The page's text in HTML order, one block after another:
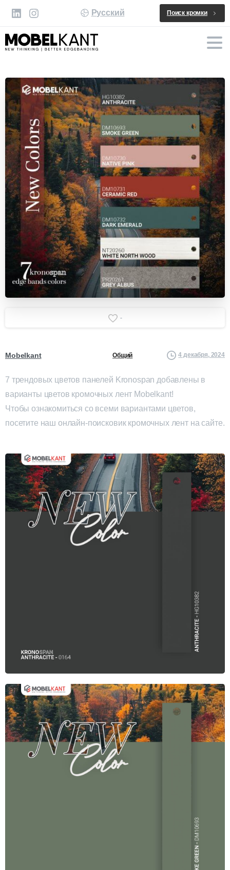
Русский Поиск кромки
-
Mobelkant Общий 4 декабря, 2024
7 трендовых цветов панелей Kronospan добавлены в
варианты цветов кромочных лент Mobelkant!
Чтобы ознакомиться со всеми вариантами цветов,
посетите наш онлайн-поисковик кромочных лент на сайте.